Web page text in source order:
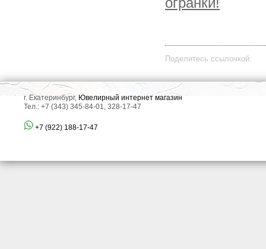
Поделитесь ссылочкой:
г. Екатеринбург, Ювелирный интернет магазин
Тел.: +7 (343) 345-84-01, 328-17-47
+7 (922) 188-17-47